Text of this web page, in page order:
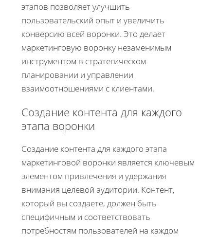
этапов позволяет улучшить
пользовательский опыт и увеличить
конверсию всей воронки. Это делает
маркетинговую воронку незаменимым
инструментом в стратегическом
планировании и управлении
взаимоотношениями с клиентами.
Создание контента для каждого
этапа воронки
Создание контента для каждого этапа
маркетинговой воронки является ключевым
элементом привлечения и удержания
внимания целевой аудитории. Контент,
который вы создаете, должен быть
специфичным и соответствовать
потребностям пользователей на каждом